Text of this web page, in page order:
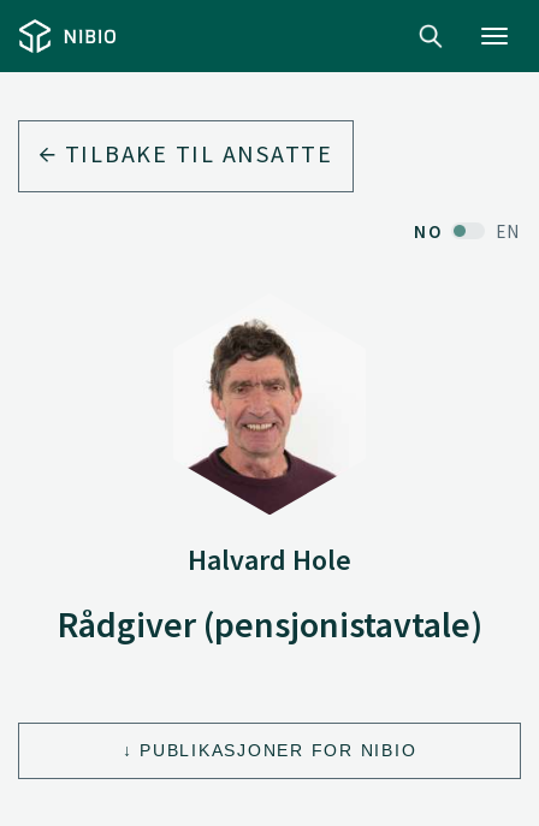
TILBAKE TIL ANSATTE
NO EN
Halvard Hole
Rådgiver (pensjonistavtale)
PUBLIKASJONER FOR NIBIO